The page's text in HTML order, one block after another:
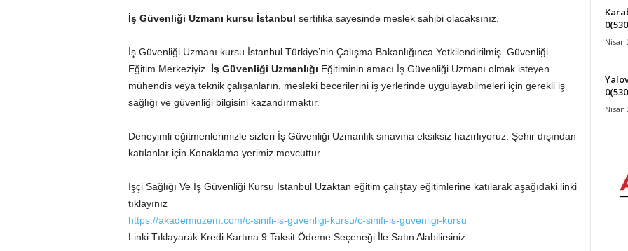
İş Güvenliği Uzmanı kursu İstanbul sertifika sayesinde meslek sahibi olacaksınız.
İş Güvenliği Uzmanı kursu İstanbul Türkiye’nin Çalışma Bakanlığınca Yetkilendirilmiş Güvenliği
Eğitim Merkeziyiz. İş Güvenliği Uzmanlığı Eğitiminin amacı İş Güvenliği Uzmanı olmak isteyen
mühendis veya teknik çalışanların, mesleki becerilerini iş yerlerinde uygulayabilmeleri için gerekli iş
sağlığı ve güvenliği bilgisini kazandırmaktır.
Deneyimli eğitmenlerimizle sizleri İş Güvenliği Uzmanlık sınavına eksiksiz hazırlıyoruz. Şehir dışından
katılanlar için Konaklama yerimiz mevcuttur.
İşçi Sağlığı Ve İş Güvenliği Kursu İstanbul Uzaktan eğitim çalıştay eğitimlerine katılarak aşağıdaki linki
tıklayınız
https://akademiuzem.com/c-sinifi-is-guvenligi-kursu/c-sinifi-is-guvenligi-kursu
Linki Tıklayarak Kredi Kartına 9 Taksit Ödeme Seçeneği İle Satın Alabilirsiniz.
Nisan
Nisan